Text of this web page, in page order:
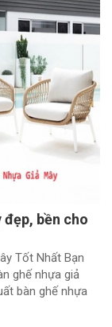
đẹp, bền cho
Tốt Nhất Bạn
ghế nhựa giả
bàn ghế nhựa